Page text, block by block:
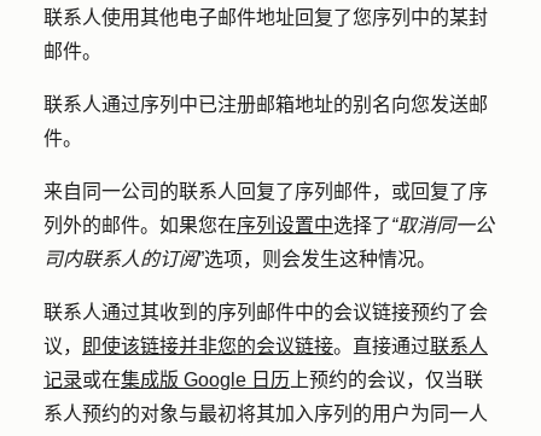
联系人使用其他电子邮件地址回复了您序列中的某封
邮件。
联系人通过序列中已注册邮箱地址的别名向您发送邮
件。
来自同一公司的联系人回复了序列邮件，或回复了序
列外的邮件。如果您在序列设置中选择了“取消同一公
司内联系人的订阅”选项，则会发生这种情况。
联系人通过其收到的序列邮件中的会议链接预约了会
议，
即使该链接并非您的会议链接。直接通过联系人
记录或在集成版 Google 日历 上预约的会议，仅当联
系人预约的对象与最初将其加入序列的用户为同一人